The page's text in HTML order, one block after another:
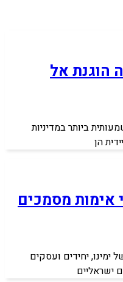
הוגנת אל
ביותר במדיניות
הן
אימות מסמכים
ימינו, יחידים ועסקים
ישראליים